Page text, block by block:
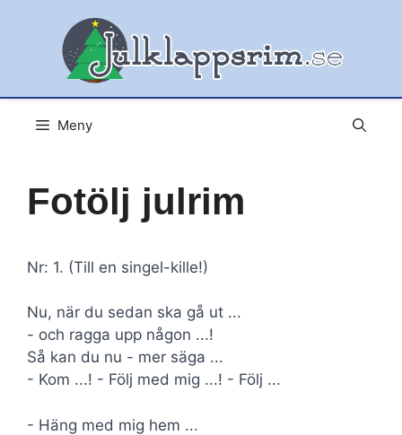
Meny
Fotölj julrim
Nr: 1. (Till en singel-kille!)
Nu, när du sedan ska gå ut ...
- och ragga upp någon ...!
Så kan du nu - mer säga ...
- Kom ...! - Följ med mig ...! - Följ ...
- Häng med mig hem ...